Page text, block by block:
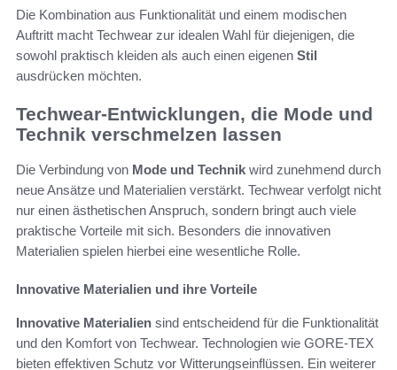
Die Kombination aus Funktionalität und einem modischen
Auftritt macht Techwear zur idealen Wahl für diejenigen, die
sowohl praktisch kleiden als auch einen eigenen Stil
ausdrücken möchten.
Techwear-Entwicklungen, die Mode und
Technik verschmelzen lassen
Die Verbindung von Mode und Technik wird zunehmend durch
neue Ansätze und Materialien verstärkt. Techwear verfolgt nicht
nur einen ästhetischen Anspruch, sondern bringt auch viele
praktische Vorteile mit sich. Besonders die innovativen
Materialien spielen hierbei eine wesentliche Rolle.
Innovative Materialien und ihre Vorteile
Innovative Materialien sind entscheidend für die Funktionalität
und den Komfort von Techwear. Technologien wie GORE-TEX
bieten effektiven Schutz vor Witterungseinflüssen. Ein weiterer